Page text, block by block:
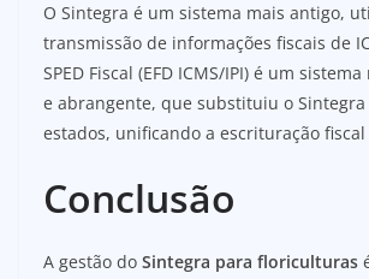
O Sintegra é um sistema mais antigo,
transmissão de informações fiscais de
SPED Fiscal (EFD ICMS/IPI) é um
e abrangente, que substituiu o
estados, unificando a escrituração
Conclusão
A gestão do Sintegra para floriculturas